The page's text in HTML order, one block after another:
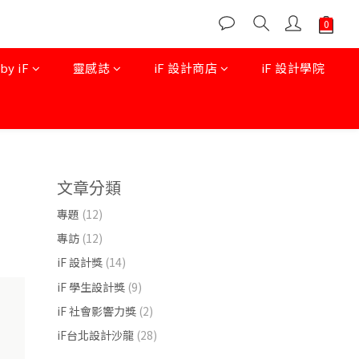
iF 靈感誌 iF 設計商店 iF 設計學院
文章分類
專題 (12)
專訪 (12)
iF 設計獎 (14)
iF 學生設計獎 (9)
iF 社會影響力獎 (2)
iF台北設計沙龍 (28)